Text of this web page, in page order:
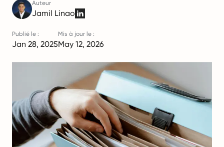
Auteur
Jamil Linao
Publié le :
Jan 28, 2025
Mis à jour le :
May 12, 2026